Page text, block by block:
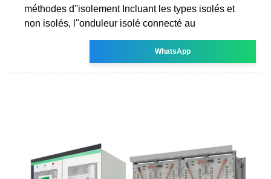
méthodes d''isolement Incluant les types isolés et
non isolés, l''onduleur isolé connecté au
WhatsApp